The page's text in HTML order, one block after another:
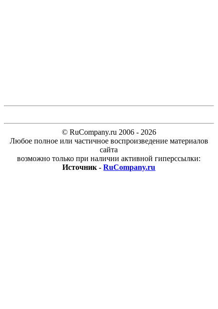
© RuCompany.ru 2006 - 2026
Любое полное или частичное воспроизведение материалов
сайта
возможно только при наличии активной гиперссылки:
Источник -RuCompany.ru